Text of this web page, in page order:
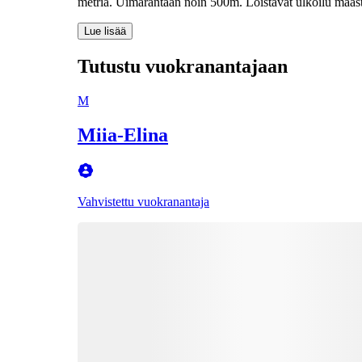
Lue lisää
Tutustu vuokranantajaan
M
Miia-Elina
Vahvistettu vuokranantaja